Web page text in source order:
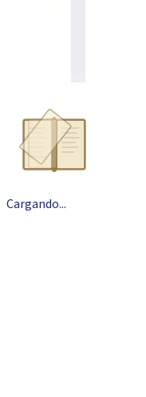
Cargando...